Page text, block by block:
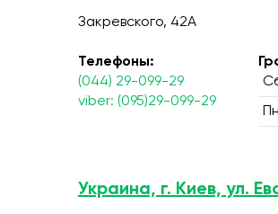
Закревского, 42А
Телефоны:
(044) 29-099-29
viber: (095)29-099-29
Украина, г. Киев, ул.